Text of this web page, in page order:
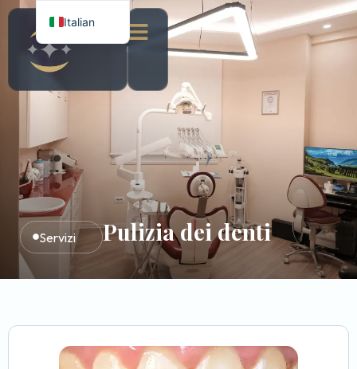
Servizi Pulizia dei denti
Italian
English